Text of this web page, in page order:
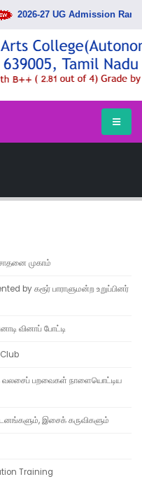
2026-27 UG Admission Rank
முகாம்
by கரூர் பாராளுமன்ற உறுப்பினர்
வினாப் போட்டி
வலசைப் பறவைகள் நாளையொட்டிய
இசைக் கருவிகளும்
Training